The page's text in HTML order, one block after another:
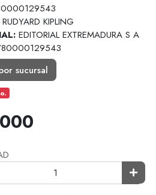
RUDYARD KIPLING
EDITORIAL EXTREMADURA S A
sucursal